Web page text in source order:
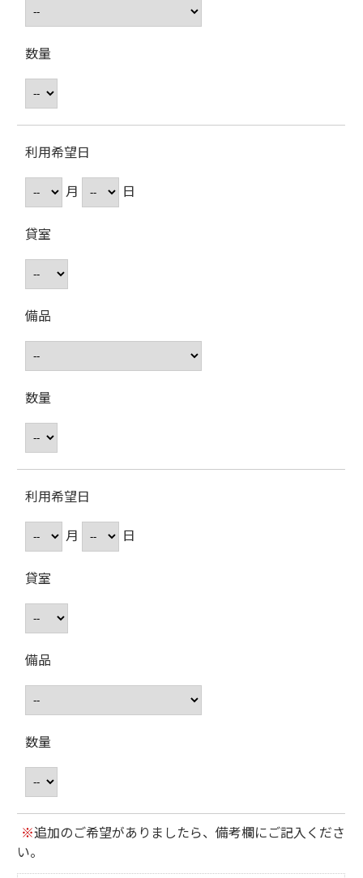
数量
利用希望日
月
日
貸室
備品
数量
利用希望日
月
日
貸室
備品
数量
※追加のご希望がありましたら、備考欄にご記入くださ
い。